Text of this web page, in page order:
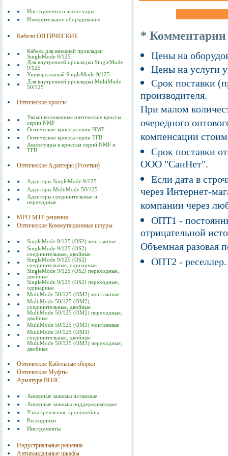
Инструменты и аксессуары
Измерительное оборудование
Кабели ОПТИЧЕСКИЕ
Кабель для внешней прокладки
SingleMode 9/125
Для внутренней прокладки SingleMode
9/125
Универсальный SingleMode 9/125
Для внутренней прокладки MultiMode
50/125
Оптические кроссы
Укомплектованные оптические кроссы
серии NMF
Оптические кроссы серии NMF
Оптические кроссы серии TFB
Аксессуары к кроссам серий NMF и
TFB
Оптические Адаптеры (Розетки)
Адаптеры SingleMode 9/125
Адаптеры MultiMode 50/125
Адаптеры соединительные и
переходные
MPO MTP решения
Оптические Коммутационные шнуры
SingleMode 9/125 (OS2) монтажные
SingleMode 9/125 (OS2)
соединительные, двойные
SingleMode 9/125 (OS2)
соединительные, одинарные
SingleMode 9/125 (OS2) переходные,
двойные
SingleMode 9/125 (OS2) переходные,
одинарные
MultiMode 50/125 (OM2) монтажные
MultiMode 50/125 (OM2)
соединительные, двойные
MultiMode 50/125 (OM2) переходные,
двойные
MultiMode 50/125 (OM3) монтажные
MultiMode 50/125 (OM3)
соединительные, двойные
MultiMode 50/125 (OM3) переходные,
двойные
Оптические Кабельные сборки
Оптические Муфты
Арматура ВОЛС
Анкерные зажимы натяжные
Анкерные зажимы поддерживающие
Узлы крепления, кронштейны
Расходники
Инструменты
Индустриальные решения
Антивандальные шкафы
* Комментарии
Цены на
Цены на услуги
Срок поставки
производителя.
При малом
очередного
компенсации
Срок поставки
ООО "СанНет".
Если дата в
через Интернет-
компании через
ОПТ1 -
отрицательной
Объемная разовая
ОПТ2 -